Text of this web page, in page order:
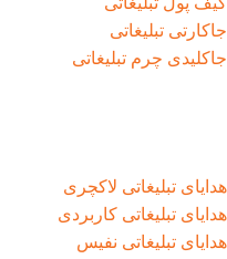
جاکارتی تبلیغاتی
جاکلیدی چرم تبلیغاتی
هدایای تبلیغاتی لاکچری
هدایای تبلیغاتی کاربردی
هدایای تبلیغاتی نفیس